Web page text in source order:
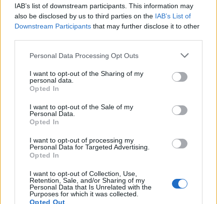
IAB’s list of downstream participants. This information may
also be disclosed by us to third parties on the IAB’s List of
Downstream Participants that may further disclose it to other
Please note that this website/app uses one or more Google
not limited to your visit or usage behaviour. You may click to
grant or deny consent to Google and its third-party tags to
use your data for below specified purposes in below Google
consent section.
Personal Data Processing Opt Outs
I want to opt-out of the Sharing of my
personal data.
Opted In
I want to opt-out of the Sale of my
Personal Data.
Opted In
I want to opt-out of processing my
Personal Data for Targeted Advertising.
Opted In
I want to opt-out of Collection, Use,
Retention, Sale, and/or Sharing of my
Personal Data that Is Unrelated with the
Purposes for which it was collected.
Opted Out